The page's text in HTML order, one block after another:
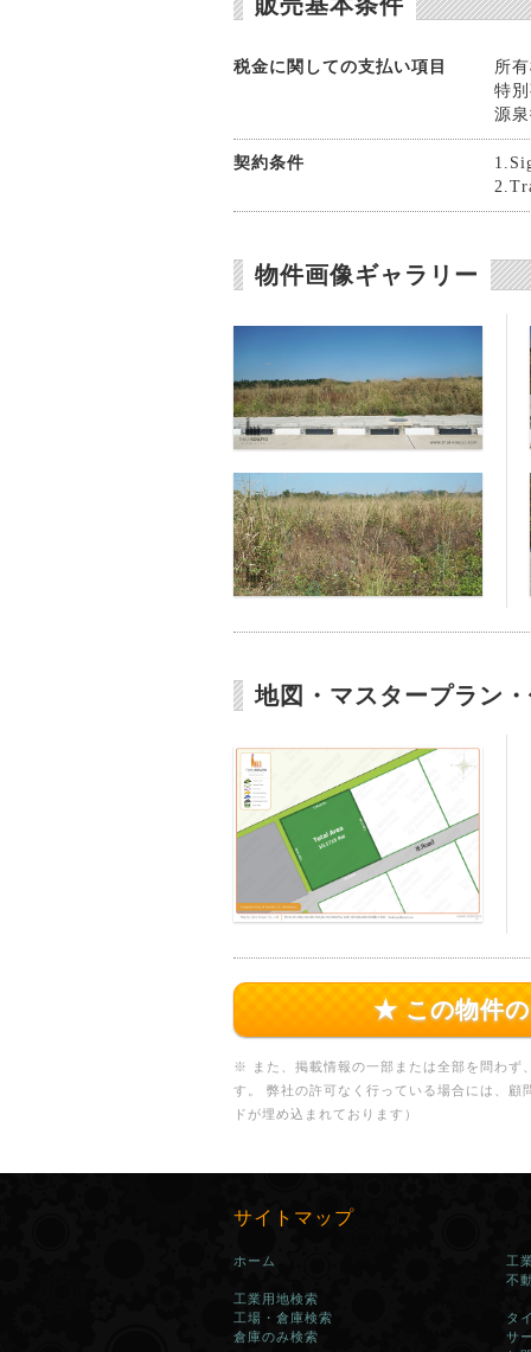
税金に関しての支払い項目
所
特
源
契約条件
物件画像ギャラリー
地図・マスタープラン
★ この物件
※ また、掲載情報の一部または全部を問わず
す。 弊社の許可なく行っている場合には、
ドが埋め込まれております）
サイトマップ
ホーム
工業用地検索
工場・倉庫検索
倉庫のみ検索
工
不
タ
サ